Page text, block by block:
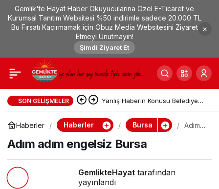
Gemlik'te Hayat Haber Okuyucularına Özel E-Ticaret ve
Kurumsal Tanıtım Websitesi %50 indirimle sadece 20.000 TL
Bu Fırsatı Kaçırmamak için Obuz Media Websitesini Ziyaret
Etmeyi Unutmayın!
Şimdi Ziyaret Et
SON GELIŞMELER Yanlış Haberin Konusu Belediye
Ekiplerince Tespit Edildi
Haberler Haberler Bursa
Adım
Bursa
Adım adım engelsiz Bursa
GemlikteHayat tarafından
yayınlandı
Adım adım engelsiz 0